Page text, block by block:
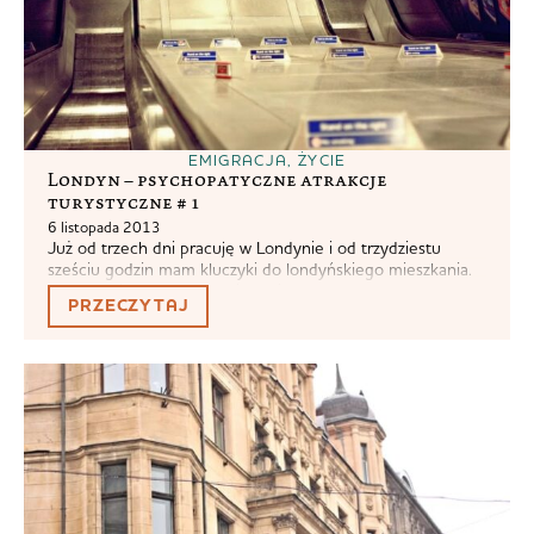
EMIGRACJA ŻYCIE
Londyn – psychopatyczne atrakcje
turystyczne # 1
6 listopada 2013
Już od trzech dni pracuję w Londynie i od trzydziestu
sześciu godzin mam kluczyki do londyńskiego mieszkania.
Jestem więc absolutnym i największym autorytetem w
kwestiach wszystkiego co londyńskie, a królowa wydzwania
do mnie wieczorami i pyta jak żyć. Postanowiłam zatem
celnymi spostrzeżeniami na temat wyjątkowych...
PRZECZYTAJ